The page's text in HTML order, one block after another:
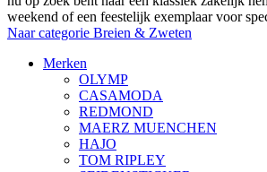
weekend of een feestelijk exemplaar voor
Naar categorie Breien & Zweten
Merken
OLYMP
CASAMODA
REDMOND
MAERZ MUENCHEN
HAJO
TOM RIPLEY